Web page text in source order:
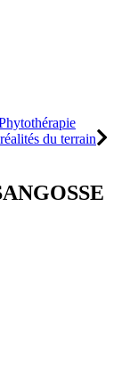
du terrain